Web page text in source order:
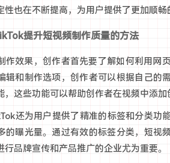
性也在不断提高，为用户提供了更加顺畅
提升短视频制作质量的方法
作效果，创作者首先要了解如何利用网
辑和制作选项，创作者可以根据自己的
，这些功能可以帮助创作者在视频中添加
还为用户提供了精准的标签和分类功
的曝光量。通过有效的标签分类，短视
品牌宣传和产品推广的企业尤为重要。